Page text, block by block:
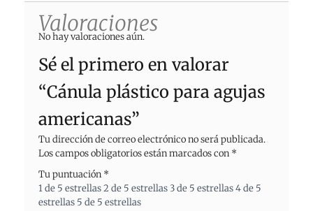
Valoraciones
No hay valoraciones aún.
Sé el primero en valorar
“Cánula plástico para agujas
americanas”
Tu dirección de correo electrónico no será publicada.
Los campos obligatorios están marcados con *
Tu puntuación *
1 de 5 estrellas2 de 5 estrellas3 de 5 estrellas4 de 5
estrellas 5 de 5 estrellas